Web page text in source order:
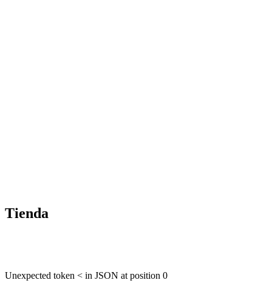
Tienda
Unexpected token < in JSON at position 0